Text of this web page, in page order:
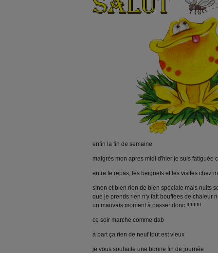
enfin la fin de semaine
malgrés mon apres midi d'hier je suis fatiguée
entre le repas, les beignets et les visites chez
sinon et bien rien de bien spéciale mais nuits
que je prends rien n'y fait bouffées de chaleur
un mauvais moment à passer donc !!!!!!!!!!
ce soir marche comme dab
à part ça rien de neuf tout est vieux
je vous souhaite une bonne fin de journée